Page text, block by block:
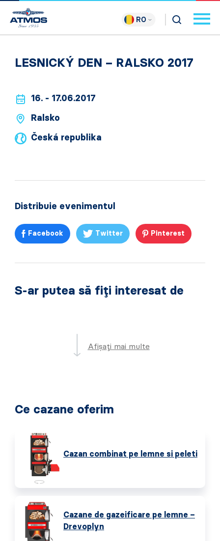
RO
LESNICKÝ DEN – RALSKO 2017
16. - 17.06.2017
Ralsko
Česká republika
Distribuie evenimentul
Facebook Twitter Pinterest
S-ar putea să fiți interesat de
Afișați mai multe
Ce cazane oferim
Cazan combinat pe lemne si peleti
Cazane de gazeificare pe lemne –
Drevoplyn